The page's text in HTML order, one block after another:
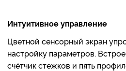
Интуитивное управление
Цветной сенсорный экран
настройку параметров.
счётчик стежков и пять